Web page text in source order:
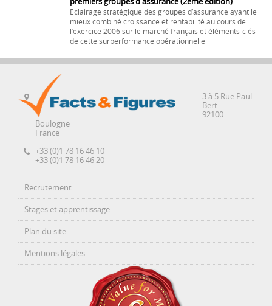
Eclairage stratégique des groupes d’assurance ayant le
mieux combiné croissance et rentabilité au cours de
l’exercice 2006 sur le marché français et éléments-clés
de cette surperformance opérationnelle
3 à 5 Rue Paul
Bert
92100
Boulogne
France
+33 (0)1 78 16 46 10
+33 (0)1 78 16 46 20
Recrutement
Stages et apprentissage
Plan du site
Mentions légales